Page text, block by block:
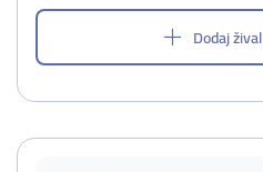
Dodaj žival